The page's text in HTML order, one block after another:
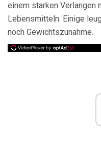
einem starken Verlangen
Lebensmitteln. Einige
noch Gewichtszunahme.